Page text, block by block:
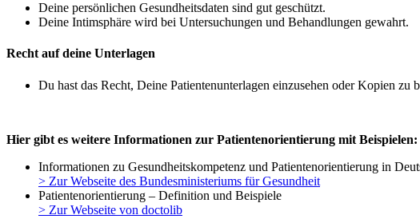
Deine persönlichen Gesundheitsdaten sind gut geschützt.
Deine Intimsphäre wird bei Untersuchungen und Behandlungen gewahrt.
Recht auf deine Unterlagen
Du hast das Recht, Deine Patientenunterlagen einzusehen oder Kopien zu
Hier gibt es weitere Informationen zur Patientenorientierung mit Beispielen:
Informationen zu Gesundheitskompetenz und Patientenorientierung in
> Zur Webseite des Bundesministeriums für Gesundheit
Patientenorientierung – Definition und Beispiele
> Zur Webseite von doctolib